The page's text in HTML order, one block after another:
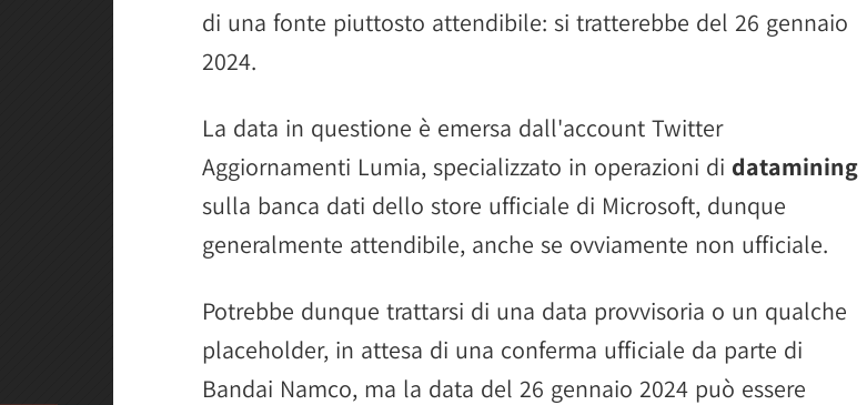
di una fonte piuttosto attendibile: si tratterebbe del 26 gennaio
2024.
La data in questione è emersa dall'account Twitter
Aggiornamenti Lumia, specializzato in operazioni di datamining
sulla banca dati dello store ufficiale di Microsoft, dunque
generalmente attendibile, anche se ovviamente non ufficiale.
Potrebbe dunque trattarsi di una data provvisoria o un qualche
placeholder, in attesa di una conferma ufficiale da parte di
Bandai Namco, ma la data del 26 gennaio 2024 può essere